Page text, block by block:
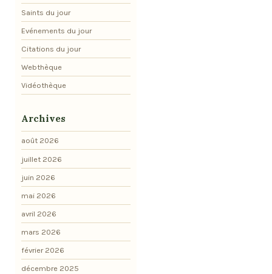
Saints du jour
Evénements du jour
Citations du jour
Webthèque
Vidéothèque
Archives
août 2026
juillet 2026
juin 2026
mai 2026
avril 2026
mars 2026
février 2026
décembre 2025